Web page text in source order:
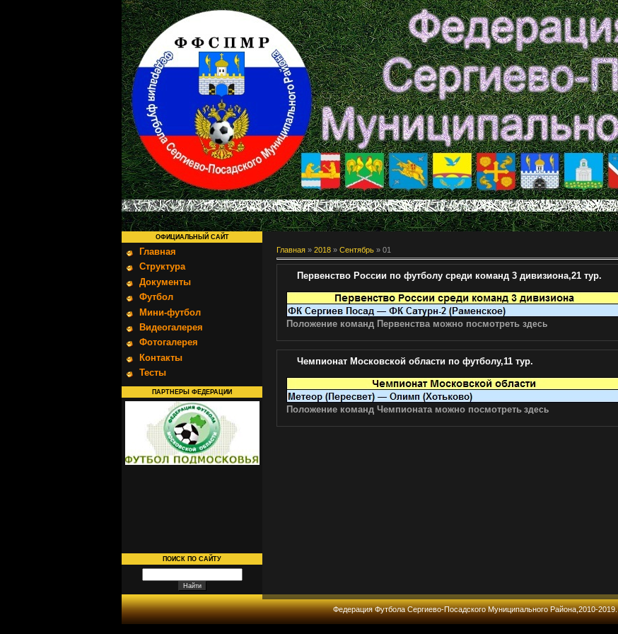
ОФИЦИАЛЬНЫЙ САЙТ
Главная
Структура
Документы
Футбол
Мини-футбол
Видеогалерея
Фотогалерея
Контакты
Тесты
ПАРТНЕРЫ ФЕДЕРАЦИИ
ПОИСК ПО САЙТУ
Главная » 2018 » Сентябрь » 01
Первенство России по футболу среди команд 3 дивизиона,21 тур.
Положение команд Первенства можно посмотреть здесь
Чемпионат Московской области по футболу,11 тур.
Положение команд Чемпионата можно посмотреть здесь
Федерация Футбола Сергиево-Посадского Муниципального Района,2010-2019.